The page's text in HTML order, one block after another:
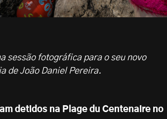
sessão fotográfica para o seu novo
de João Daniel Pereira.
detidos na Plage du Centenaire no